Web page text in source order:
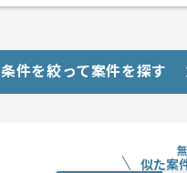
条件を絞って案件を探す
似た案